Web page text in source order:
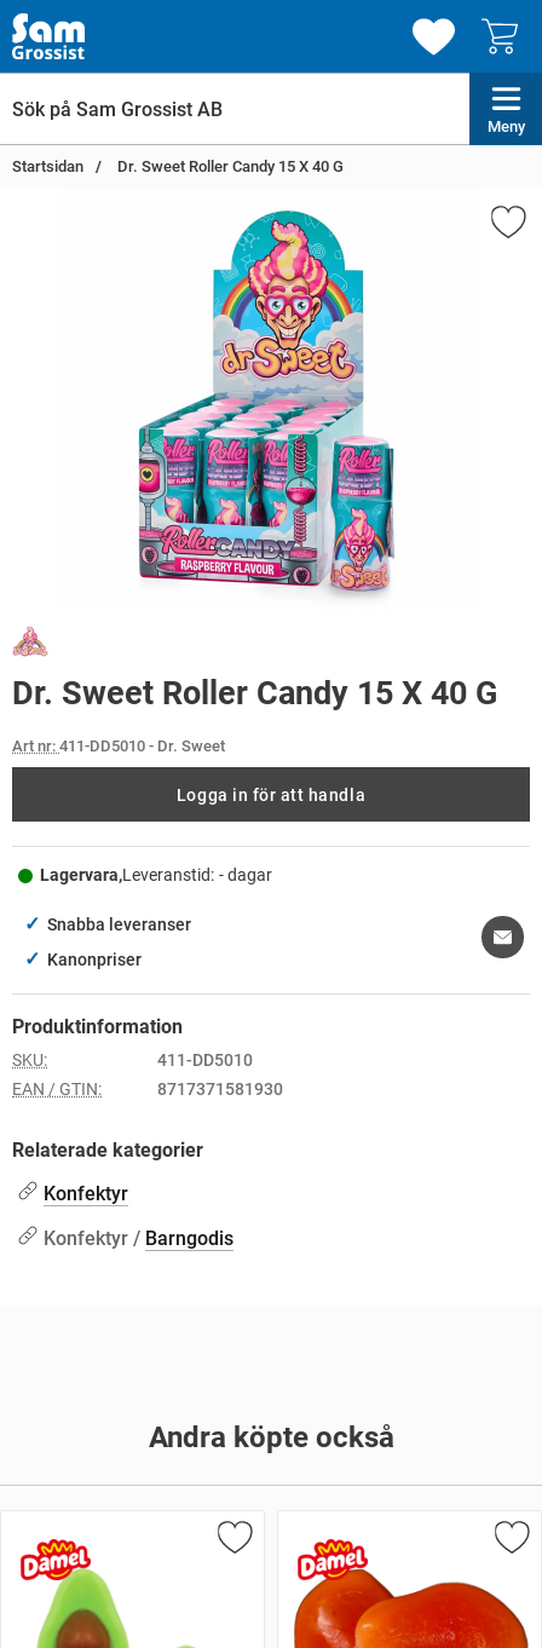
Meny
Startsidan Dr. Sweet Roller Candy 15 X 40 G
Dr. Sweet Roller Candy 15 X 40 G
Art nr: 411-DD5010 - Dr. Sweet
Logga in för att handla
Lagervara,Leveranstid: - dagar
✓ Snabba leveranser
✓ Kanonpriser
Produktinformation
SKU:
411-DD5010
EAN / GTIN:
8717371581930
Relaterade kategorier
Konfektyr
Konfektyr / Barngodis
Andra köpte också